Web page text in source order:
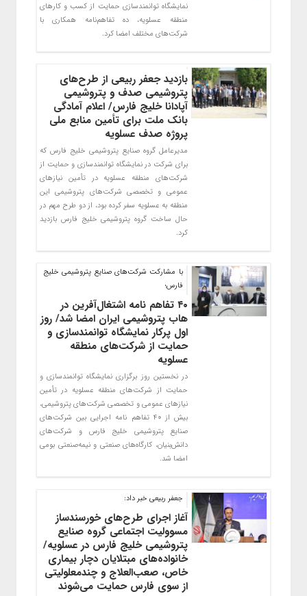
نمایشگاه توانمندسازی حمایت از کسب و کارهای
منطقه عسلویه، ده تفاهم‌نامه همکاری با
شرکت‌های مختلف امضا کرد.
بازدید جعفر ربیعی از طرح‌های
پتروشیمی صدف و پتروشیمی
آپادانا خلیج فارس/ اعلام آمادگی
بانک ملت برای تأمین منابع ملی
‏پروژه صدف عسلویه
مدیرعامل گروه صنایع پتروشیمی خلیج فارس که
برای شرکت در نمایشگاه توانمندسازی و حمایت از
شرکت‌های منطقه عسلویه ‏در تأمین نیازهای
عمومی و تخصصی شرکت‌های پتروشیمی این
منطقه به عسلویه سفر کرده بود، از دو طرح مهم در
حال ساخت ‏گروه پتروشیمی خلیج فارس بازدید
کرد.‏
با مشارکت شرکت‌های صنایع پتروشیمی خلیج
فارس؛
۴۰ تفاهم نامه اشتغال‌آفرین در
هاب پتروشیمی ایران امضا شد/ روز
اول پرکار نمایشگاه توانمندسازی و
حمایت از شرکت‌های منطقه
عسلویه
در نخستین روز برگزاری نمایشگاه توانمندسازی و
حمایت از شرکت‌های منطقه عسلویه در تأمین
نیازهای عمومی و تخصصی شرکت‌های پتروشیمی،
بیش از ۴۰ تفاهم نامه اجرایی بین شرکت‌های
صنایع پتروشیمی خلیج فارس و شرکت‌های
دانش‌بنیان، کارگاه‌های صنعتی و نیمه‌صنعتی بومی
امضا شد.
جعفر ربیعی خبر داد:
آغاز اجرای طرح‌های خورسندساز
مسوولیت اجتماعی گروه صنایع
پتروشیمی خلیج فارس در عسلویه/
خانواده‌های مبتلایان دچار بیماری
خاص، صعب‌العلاج و چندمعلولیتی
از سوی فارس حمایت می‌شوند